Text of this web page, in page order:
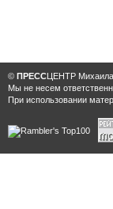
© ПРЕССЦЕНТР Михаила
Мы не несем
При использовании